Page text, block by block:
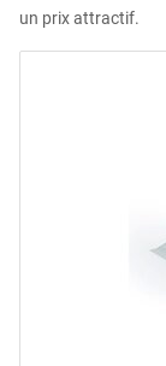
un prix attractif.